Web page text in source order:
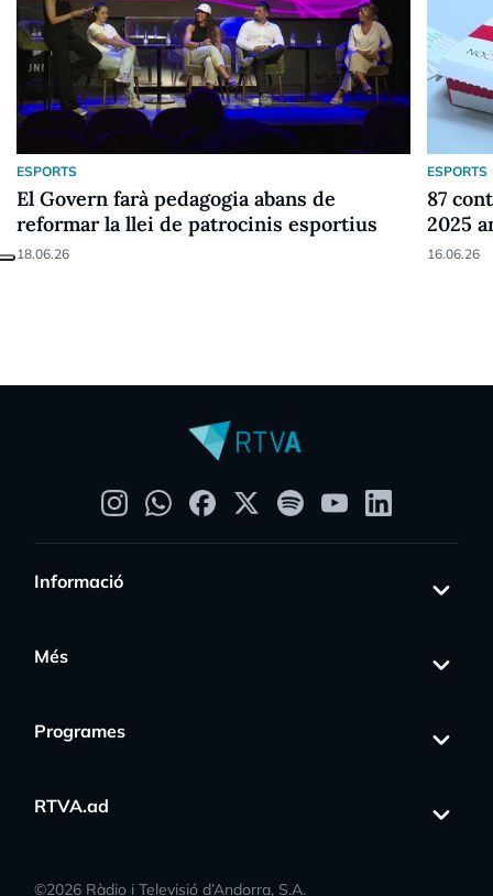
ESPORTS
El Govern farà pedagogia abans de
reformar la llei de patrocinis esportius
18.06.26
ESPORTS
87
2025
16.06.26
Informació
Més
Programes
RTVA.ad
©2026 Ràdio i Televisió d’Andorra, S.A.